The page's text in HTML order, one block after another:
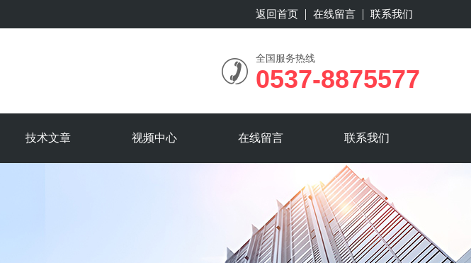
返回首页 在线留言 联系我们
全国服务热线
0537-8875577
技术文章 视频中心 在线留言 联系我们